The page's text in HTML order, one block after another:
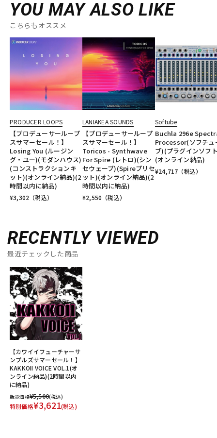
YOU MAY ALSO LIKE
こちらもオススメ
PRODUCER LOOPS
【プロデューサーループ
スサマーセール！】
Losing You (ルージン
グ・ユー)(モダンハウス)
(コンストラクションキ
ット)(オンライン納品)(2
時間以内に納品)
¥3,302 （税込）
LANIAKEA SOUNDS
【プロデューサーループ
スサマーセール！】
Toricos - Synthwave
For Spire (レトロ)(シン
セウェーブ)(Spireプリセ
ット)(オンライン納品)(2
時間以内に納品)
¥2,550 （税込）
Softube
Buchla 296e
Processor(ソフチュ
ブ)(プラグインソフ
(オンライン納品)
¥24,717 （税込）
RECENTLY VIEWED
最近チェックした商品
【カワイイフューチャーサ
ンプルズサマーセール！】
KAKKOII VOICE VOL.1(オ
ンライン納品)(2時間以内
に納品)
販売価格¥5,500(税込)
特別価格¥3,621(税込)